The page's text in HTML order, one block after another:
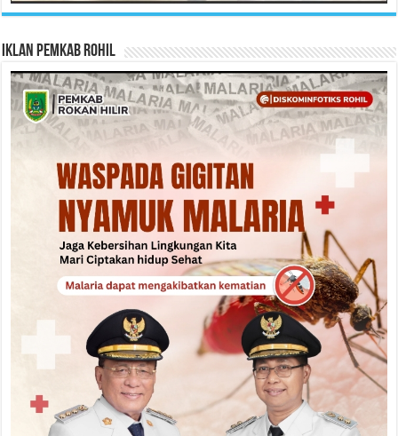
Iklan Pemkab Rohil